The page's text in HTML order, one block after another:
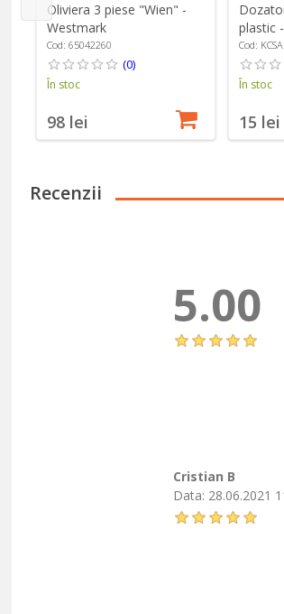
Oliviera 3 piese "Wien" -
Westmark
Cod: 65042260
(0)
În stoc
98 lei
plastic
Cod:
În stoc
15 lei
Recenzii
5.00
Cristian B
Data: 28.06.2021